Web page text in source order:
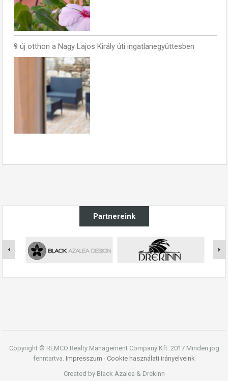
9 új otthon a Nagy Lajos Király úti ingatlanegyüttesben
Partnereink
Copyright © REMCO Realty Management Company Kft. 2017 Minden jog
fenntartva. Impresszum · Cookie használati irányelveink
Created by Black Azalea & Drekinn